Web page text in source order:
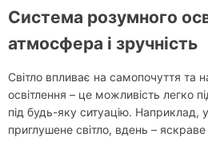
Система розумного
атмосфера і зручність
Світло впливає на самопочуття та
освітлення – це можливість легко
під будь-яку ситуацію. Наприклад,
приглушене світло, вдень –